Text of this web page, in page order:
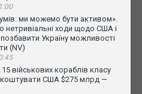
ми можемо бути активом».
нетривіальні ходи щодо США і
Україну можливості
(NV)
військових кораблів класу
США $275 млрд —